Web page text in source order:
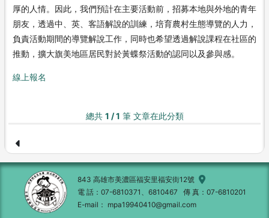
厚的人情。因此，我們預計在主要活動前，招募本地與外地的青年
朋友，透過中、英、客語解說的訓練，培育農村生態導覽的人力，
負責活動期間的導覽解說工作，同時也希望透過解說課程在社區的
推動，擴大旗美地區居民對於黃蝶祭活動的認同以及參與感。
線上報名
總共 1 / 1 筆 文章在此分類
843 高雄市美濃區福安里福安街12號
電 話
07-6810371、6810467 傳 真
07-6810201
E-mail
mpa19940410@gmail.com